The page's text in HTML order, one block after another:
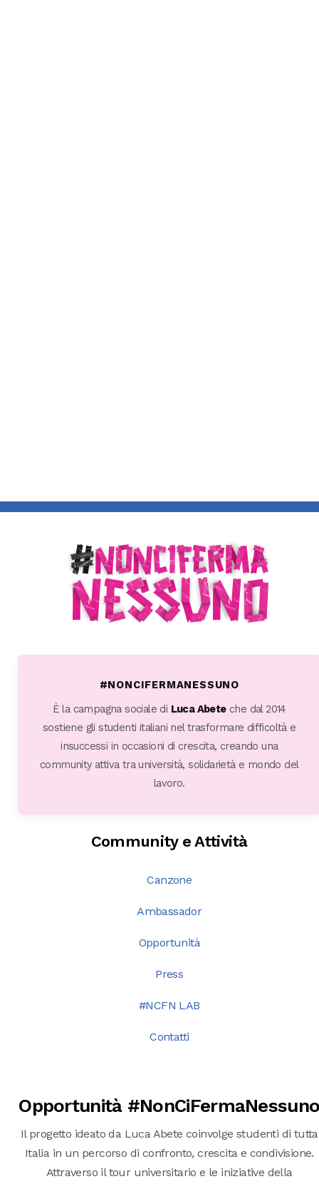
#NONCIFERMANESSUNO
È la campagna sociale di Luca Abeteche dal 2014
sostiene gli studenti italiani nel trasformare difficoltà e
insuccessi in occasioni di crescita, creando una
community attiva tra università, solidarietà e mondo del
lavoro.
Community e Attività
Canzone
Ambassador
Opportunità
Press
#NCFN LAB
Contatti
Opportunità
Il progetto ideato da Luca Abete coinvolge studenti di tutta
Italia in un percorso di confronto, crescita e condivisione.
Attraverso il tour universitario e le iniziative della